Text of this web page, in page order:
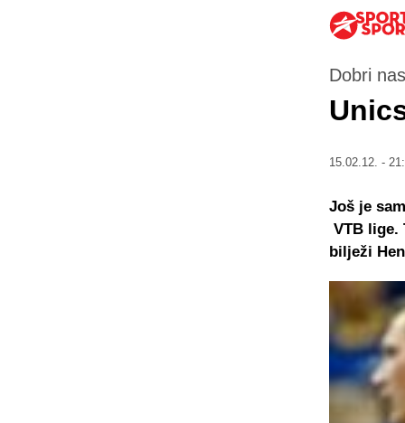
Dobri
15.02.12. -
Još je
VTB lige.
bilježi